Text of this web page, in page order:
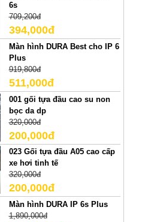
6s
709,200đ
394,000đ
Màn hình DURA Best cho IP 6
Plus
919,800đ
511,000đ
001 gối tựa đầu cao su non
bọc da dp
320,000đ
200,000đ
023 Gối tựa đầu A05 cao cấp
xe hơi tinh tế
320,000đ
200,000đ
Màn hình DURA IP 6s Plus
1,890,000đ